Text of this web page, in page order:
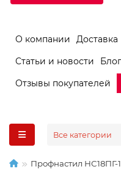
О компании Доставка
Статьи и новости
Блог
Отзывы покупателей
Все категории
Профнастил НС18ПГ-